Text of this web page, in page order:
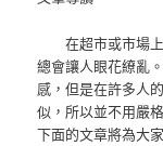
在超市或市場
總會讓人眼花繚亂
感，但是在許多人
似，所以並不用嚴
下面的文章將為大